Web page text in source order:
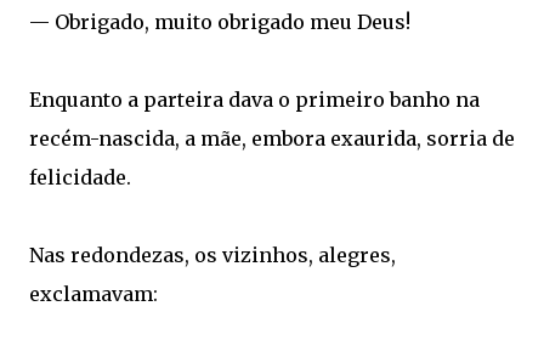
— Obrigado, muito obrigado meu Deus!
Enquanto a parteira dava o primeiro banho na
recém-nascida, a mãe, embora exaurida, sorria de
felicidade.
Nas redondezas, os vizinhos, alegres,
exclamavam: